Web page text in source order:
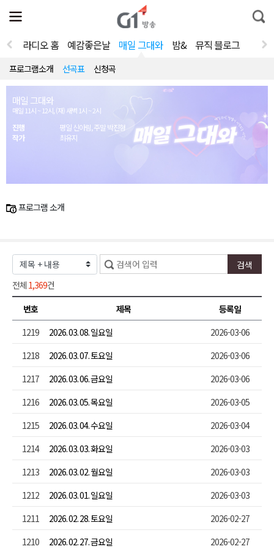
전
체
뉴
열
통
합
라디오 홈 예감좋은날 매일 그대와 밤& 뮤직 블로그
프로그램소개 선곡표 신청곡
매일 그대와
매일 11시 ~ 12시, (재) 새벽 1시 ~ 2시
진행
평일 신아림, 주말 박진형
작가
최유지
프로그램 소개
전체 1,369건
번호
제목
등록일
1219
2026. 03. 08. 일요일
2026-03-06
1218
2026. 03. 07. 토요일
2026-03-06
1217
2026. 03. 06. 금요일
2026-03-06
1216
2026. 03. 05. 목요일
2026-03-05
1215
2026. 03. 04. 수요일
2026-03-04
1214
2026. 03. 03. 화요일
2026-03-03
1213
2026. 03. 02. 월요일
2026-03-03
1212
2026. 03. 01. 일요일
2026-03-03
1211
2026. 02. 28. 토요일
2026-02-27
1210
2026. 02. 27. 금요일 2026-02-27